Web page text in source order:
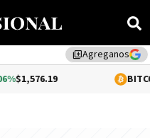
library_addAgreganos
0.2%